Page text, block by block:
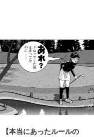
【本当にあったルールの